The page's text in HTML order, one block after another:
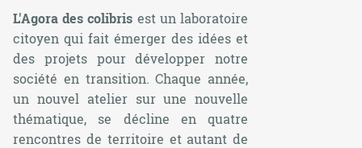
L'Agora des colibris est un laboratoire
citoyen qui fait émerger des idées et
des projets pour développer notre
société en transition. Chaque année,
un nouvel atelier sur une nouvelle
thématique, se décline en quatre
rencontres de territoire et autant de